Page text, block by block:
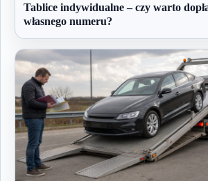
Tablice indywidualne – czy warto
własnego numeru?